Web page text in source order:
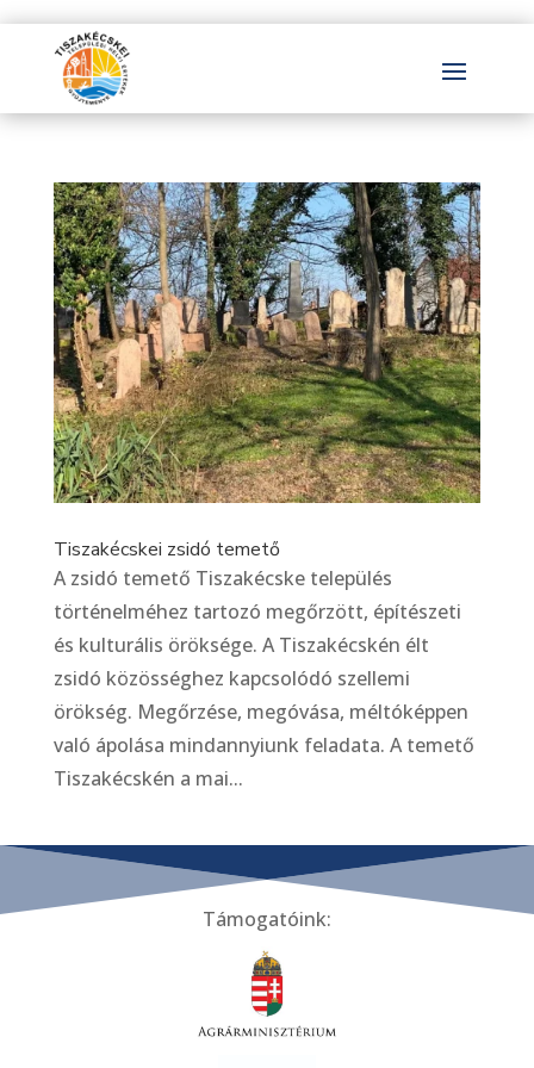
Tiszakécskei zsidó temető
A zsidó temető Tiszakécske település
történelméhez tartozó megőrzött, építészeti
és kulturális öröksége. A Tiszakécskén élt
zsidó közösséghez kapcsolódó szellemi
örökség. Megőrzése, megóvása, méltóképpen
való ápolása mindannyiunk feladata. A temető
Tiszakécskén a mai...
Támogatóink: